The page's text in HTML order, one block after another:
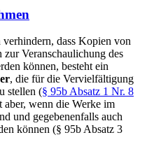
verhindern, dass Kopien von
Veranschaulichung des
können, besteht ein
, die für die Vervielfältigung
stellen (§ 95b Absatz 1 Nr. 8
wenn die Werke im
und gegebenenfalls auch
können (§ 95b Absatz 3